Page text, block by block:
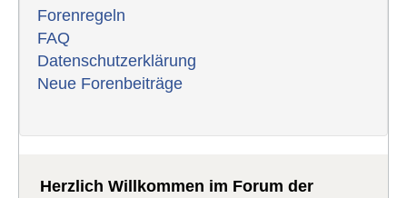
Forenregeln
FAQ
Datenschutzerklärung
Neue Forenbeiträge
Herzlich Willkommen im Forum der